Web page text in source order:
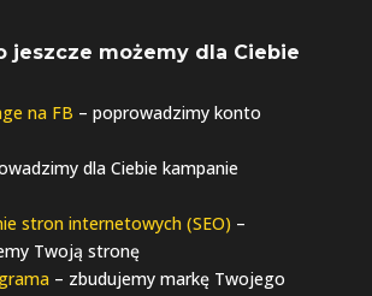
jeszcze możemy dla Ciebie
na FB – poprowadzimy konto
dla Ciebie kampanie
stron internetowych (SEO) –
Twoją stronę
– zbudujemy markę Twojego